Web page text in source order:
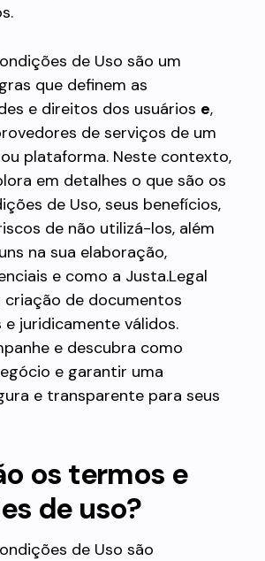
de Uso são um
que definem as
e direitos dos usuários e,
de serviços de um
plataforma. Neste contexto,
em detalhes o que são os
de Uso, seus benefícios,
de não utilizá-los, além
na sua elaboração,
e como a Justa.Legal
criação de documentos
e juridicamente válidos.
e descubra como
e garantir uma
e transparente para seus
os termos e
de uso?
de Uso são